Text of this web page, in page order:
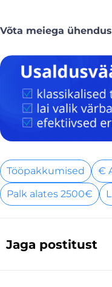
Võta meiega
Tööpakkumised €
Palk alates 2500€
Jaga postitust